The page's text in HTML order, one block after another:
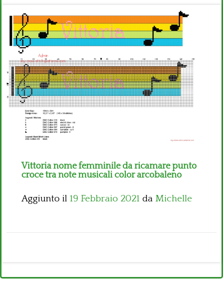
Alfabeto
Bambini
Disney
Thun
Vittoria nome femminile da ricamare punto
croce tra note musicali color arcobaleno
Aggiunto il 19 Febbraio 2021 da Michelle